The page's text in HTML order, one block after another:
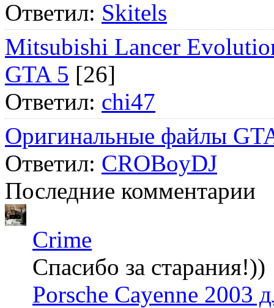
Ответил: Skitels
Mitsubishi Lancer
GTA 5 [26]
Ответил: chi47
Оригинальные файлы
Ответил: CROBoyDJ
Последние комментарии
Crime
Спасибо за старания!))
Porsche Cayenne 2003